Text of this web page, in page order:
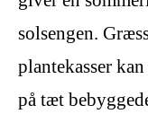
solsengen.
plantekasser
på tæt